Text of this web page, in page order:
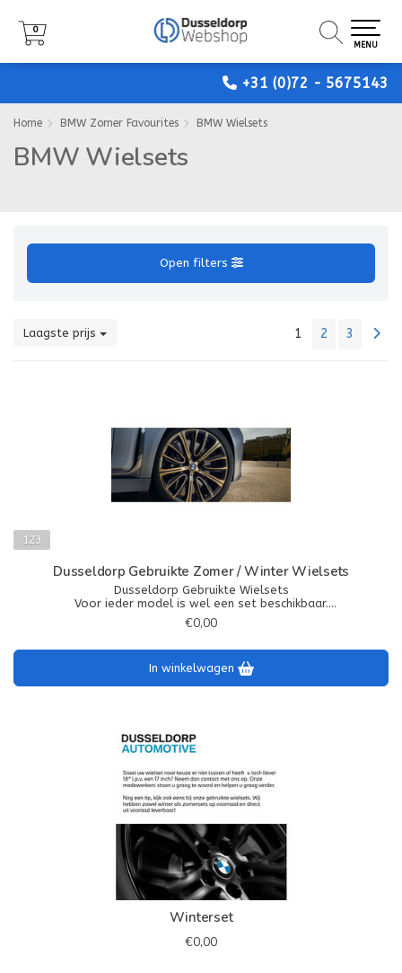
+31 (0)72 - 5675143
0
MENU
0
MENU
0
MENU
Home BMW Zomer Favourites BMW Wielsets
BMW Wielsets
Open filters
Laagste prijs 1 2 3
123
Dusseldorp Gebruikte Zomer / Winter Wielsets
Dusseldorp Gebruikte Wielsets
Voor ieder model is wel een set beschikbaar.
Kijk op voor de actuele voorraad op,
€0,00
In winkelwagen
Winterset
€0,00